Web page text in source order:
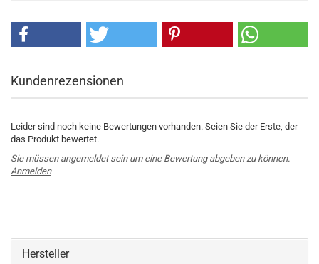
Kundenrezensionen
Leider sind noch keine Bewertungen vorhanden. Seien Sie der Erste, der
das Produkt bewertet.
Sie müssen angemeldet sein um eine Bewertung abgeben zu können.
Anmelden
Hersteller